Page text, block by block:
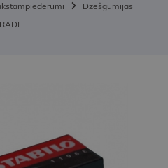
Dzēšgumijas